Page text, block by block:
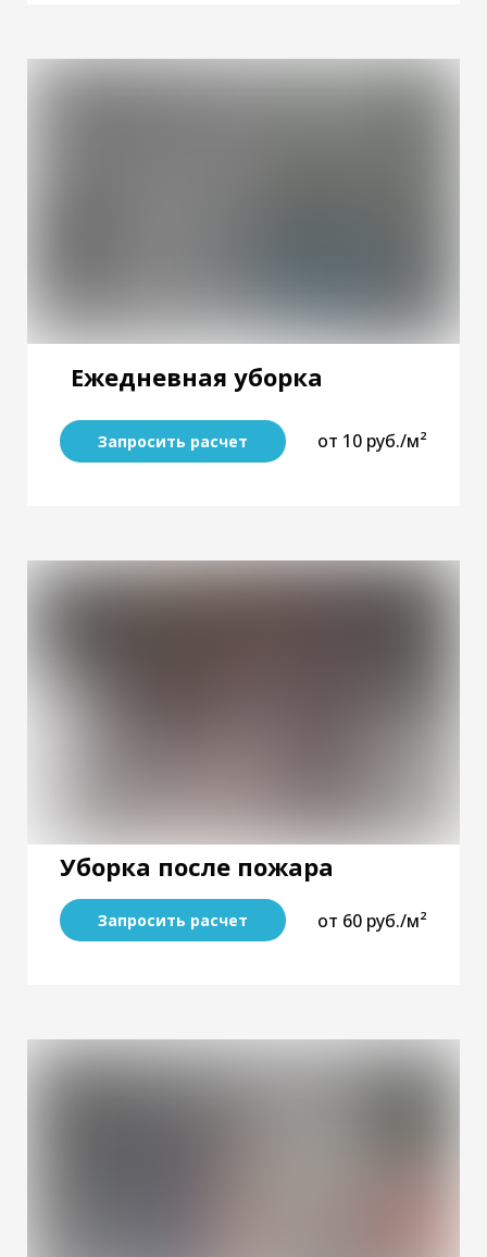
Ежедневная уборка
Запросить расчет от 10 руб./м²
Уборка после пожара
Запросить расчет от 60 руб./м²